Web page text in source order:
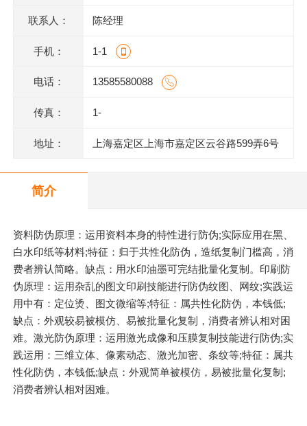
联系人： 陈经理
手机： 1-1
电话： 13585580088
传真： 1-
地址： 上海嘉定区上海市嘉定区云谷路599弄6号
简介
资料防伪原理：运用资料本身的特性进行防伪;实际应用在黑、
白水印纸等材料;特征：归于共性化防伪，造纸复制门槛高，消
费者辨认简略。缺点：用水印油墨可完结批量化复制。印刷防
伪原理：运用杂乱的图文印刷技能进行防伪纹图、网纹;实践运
用中有：定位烫、图文微缩等;特征：属共性化防伪，本钱低;
缺点：外观较易被模仿、易被批量化复制，消费者辨认相对困
难。激光防伪原理：运用激光成像和压膜复制技能进行防伪;实
践运用：三维立体、像素动态、激光加密、条纹等;特征：属共
性化防伪，本钱低;缺点：外观简单被模仿，易被批量化复制;
消费者辨认相对困难。